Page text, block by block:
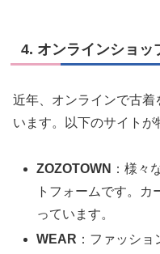
4. オンラインショッ
近年、オンラインで古着
います。以下のサイトが
ZOZOTOWN ：様々
トフォームです。
っています。
WEAR ：ファッシ